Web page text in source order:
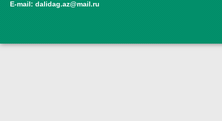
E-mail: dalidag.az@mail.ru